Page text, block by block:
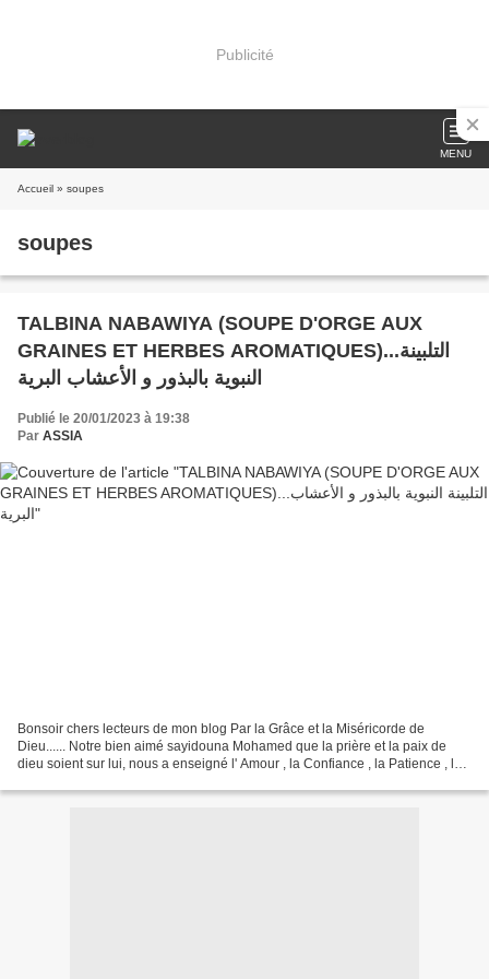
Publicité
MENU
Accueil » soupes
soupes
TALBINA NABAWIYA (SOUPE D'ORGE AUX
GRAINES ET HERBES AROMATIQUES)...التلبينة
النبوية بالبذور و الأعشاب البرية
Publié le 20/01/2023 à 19:38
Par ASSIA
Bonsoir chers lecteurs de mon blog Par la Grâce et la Miséricorde de
Dieu...... Notre bien aimé sayidouna Mohamed que la prière et la paix de
dieu soient sur lui, nous a enseigné l' Amour , la Confiance , la Patience , le